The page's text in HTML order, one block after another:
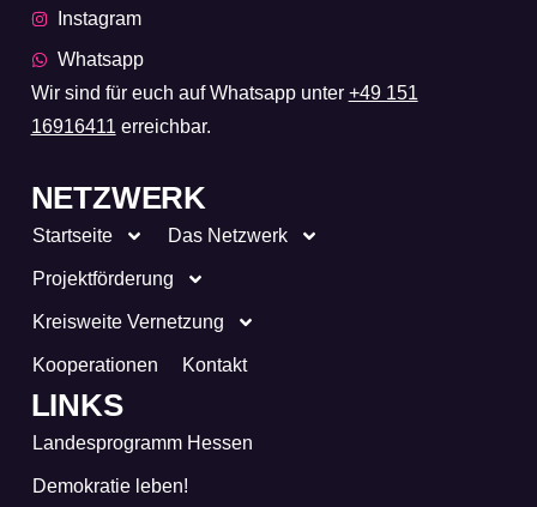
LINKS
Landesprogramm Hessen
Demokratie leben!
NETZWERK
Startseite Das Netzwerk
Projektförderung
Kreisweite Vernetzung
Kooperationen Kontakt
Instagram
Whatsapp
Wir sind für euch auf Whatsapp unter +49 151
16916411 erreichbar.